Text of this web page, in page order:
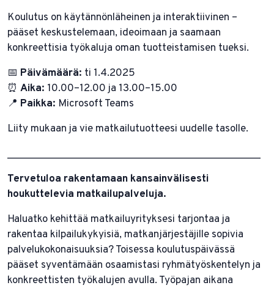
Koulutus on käytännönläheinen ja interaktiivinen –
pääset keskustelemaan, ideoimaan ja saamaan
konkreettisia työkaluja oman tuotteistamisen tueksi.
📅 Päivämäärä: ti 1.4.2025
⏰ Aika: 10.00–12.00 ja 13.00–15.00
📍 Paikka: Microsoft Teams
Liity mukaan ja vie matkailutuotteesi uudelle tasolle.
______________________________________________
Tervetuloa rakentamaan kansainvälisesti
houkuttelevia matkailupalveluja.
Haluatko kehittää matkailuyrityksesi tarjontaa ja
rakentaa kilpailukykyisiä, matkanjärjestäjille sopivia
palvelukokonaisuuksia? Toisessa koulutuspäivässä
pääset syventämään osaamistasi ryhmätyöskentelyn ja
konkreettisten työkalujen avulla. Työpajan aikana